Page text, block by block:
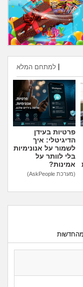
שעובר עליי
על הגוף
וכלכלה
הסדינים
מחמד
יוקר המחיה
למתחם המלא
הוספת טיפ
פרטיות בעידן
הדיגיטלי: איך
לשמור על אנונימיות
בלי לוותר על
אמינות?
(מערכת AskPeople)
מהחדשות